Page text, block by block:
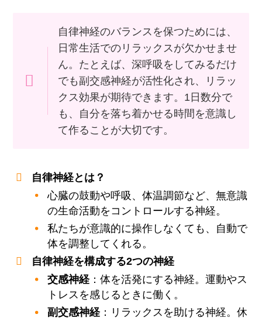
自律神経のバランスを保つためには、
日常生活でのリラックスが欠かせませ
ん。たとえば、深呼吸をしてみるだけ
でも副交感神経が活性化され、リラッ
クス効果が期待できます。1日数分で
も、自分を落ち着かせる時間を意識し
て作ることが大切です。
自律神経とは？
心臓の鼓動や呼吸、体温調節など、無意識
の生命活動をコントロールする神経。
私たちが意識的に操作しなくても、自動で
体を調整してくれる。
自律神経を構成する2つの神経
交感神経：体を活発にする神経。運動やス
トレスを感じるときに働く。
副交感神経：リラックスを助ける神経。休